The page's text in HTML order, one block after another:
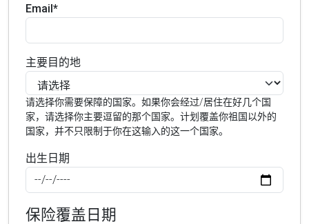
Email*
主要目的地
请选择你需要保障的国家。如果你会经过/居住在好几个国
家，请选择你主要逗留的那个国家。计划覆盖你祖国以外的
国家，并不只限制于你在这输入的这一个国家。
出生日期
保险覆盖日期